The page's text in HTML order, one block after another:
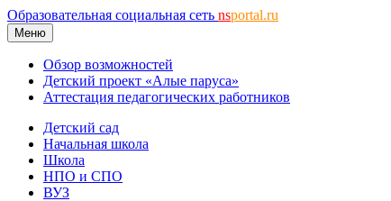
Образовательная социальная сеть nsportal.ru
Меню
Обзор возможностей
Детский проект «Алые паруса»
Аттестация педагогических работников
Детский сад
Начальная школа
Школа
НПО и СПО
ВУЗ